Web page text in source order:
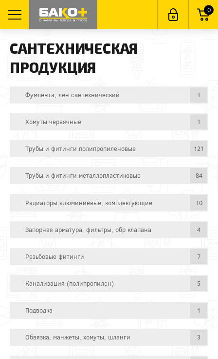
0
САНТЕХНИЧЕСКАЯ
ПРОДУКЦИЯ
Фумлента, лен сантехнический 1
Хомуты червячные 1
Трубы и фитинги полипропиленовые 121
Трубы и фитинги металлопластиковые 84
Радиаторы алюминиевые, комплектующие 10
Запорная арматура, фильтры, обр клапана 4
Резьбовые фитинги 7
Канализация (полипропилен) 5
Подводка 1
Обвязка, манжеты, хомуты, шланги 3